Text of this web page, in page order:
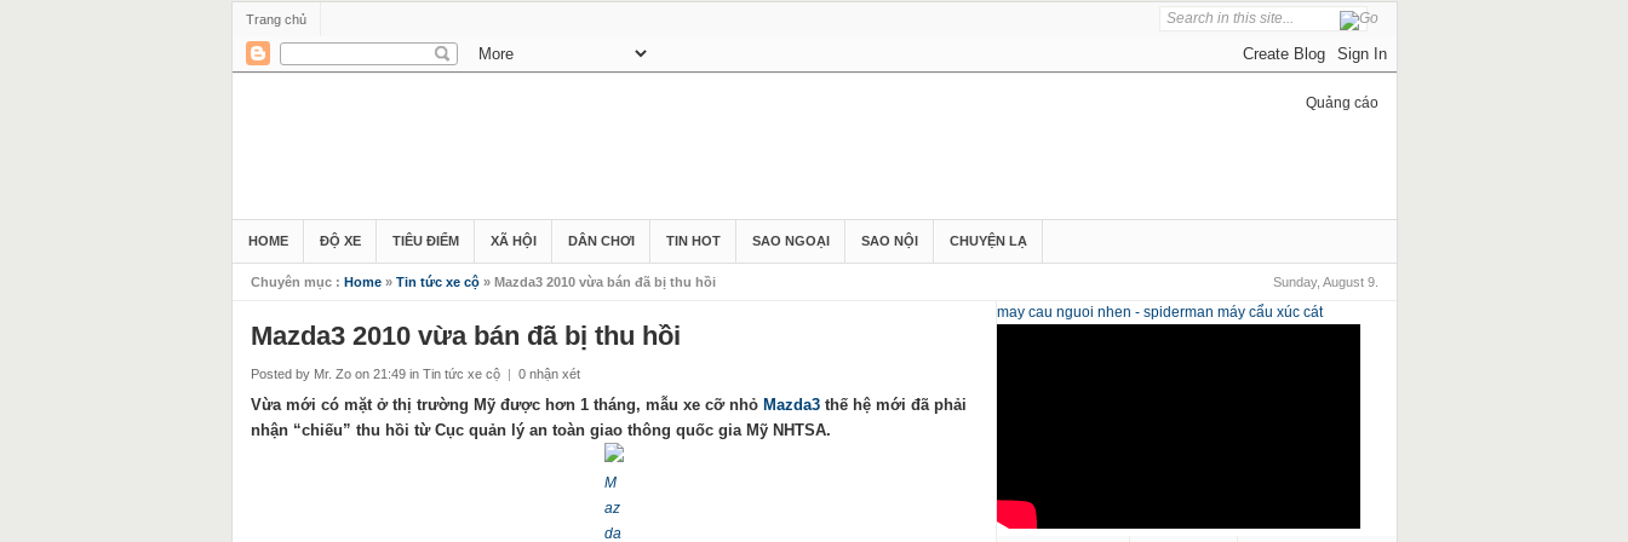
Trang chủ
Quảng cáo
HOME ĐỘ XE TIÊU ĐIỂM XÃ HỘI DÂN CHƠI TIN HOT SAO NGOẠI SAO NỘI CHUYỆN LẠ
Sunday, August 9.
Chuyên mục : Home» Tin tức xe cộ» Mazda3 2010 vừa bán đã bị thu hồi
Mazda3 2010 vừa bán đã bị thu hồi
Posted by Mr. Zo on 21:49 in Tin tức xe cộ | 0 nhận xét
Vừa mới có mặt ở thị trường Mỹ được hơn 1 tháng, mẫu xe cỡ nhỏ Mazda3 thế hệ mới đã phải
nhận “chiếu” thu hồi từ Cục quản lý an toàn giao thông quốc gia Mỹ NHTSA.
M
az
da
may cau nguoi nhen - spiderman máy cẩu xúc cát